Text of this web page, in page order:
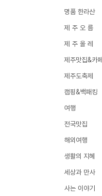
명품 한라산
제 주 오 름
제 주 올 레
제주맛집&카페
제주도축제
캠핑&백패킹
여행
전국맛집
해외여행
생활의 지혜
세상과 만사
사는 이야기